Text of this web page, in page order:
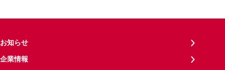
お知らせ
企業情報